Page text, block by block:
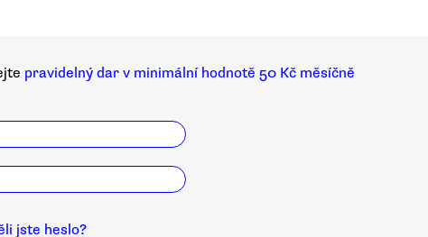
pravidelný dar v minimální hodnotě 50 Kč měsíčně
jste heslo?